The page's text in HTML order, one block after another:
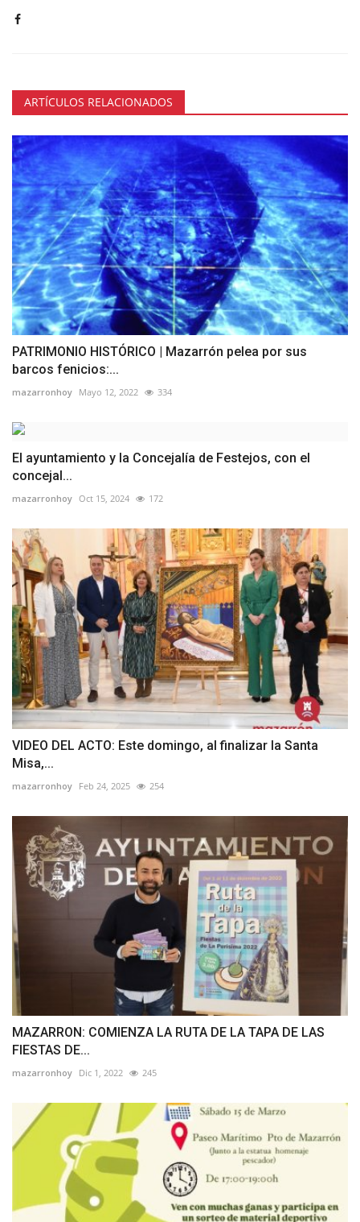
ARTÍCULOS RELACIONADOS
PATRIMONIO HISTÓRICO | Mazarrón pelea por sus
barcos fenicios:...
mazarronhoy Mayo 12, 2022 334
El ayuntamiento y la Concejalía de Festejos, con el
concejal...
mazarronhoy Oct 15, 2024 172
VIDEO DEL ACTO: Este domingo, al finalizar la Santa
Misa,...
mazarronhoy Feb 24, 2025 254
MAZARRON: COMIENZA LA RUTA DE LA TAPA DE LAS
FIESTAS DE...
mazarronhoy Dic 1, 2022 245